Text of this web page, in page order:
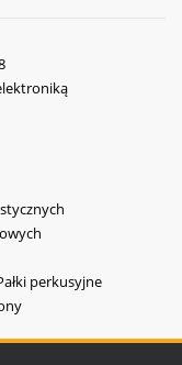
perkusyjne